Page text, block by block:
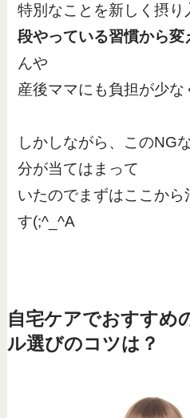
特別なことを新しく摂
段やっている習慣から変
んや
産後ママにも負担が少な
しかしながら、このNG
分が当てはまって
いたのでまずはここから
す(;^_^A
自宅ケアでおすすめ
ル選びのコツは？